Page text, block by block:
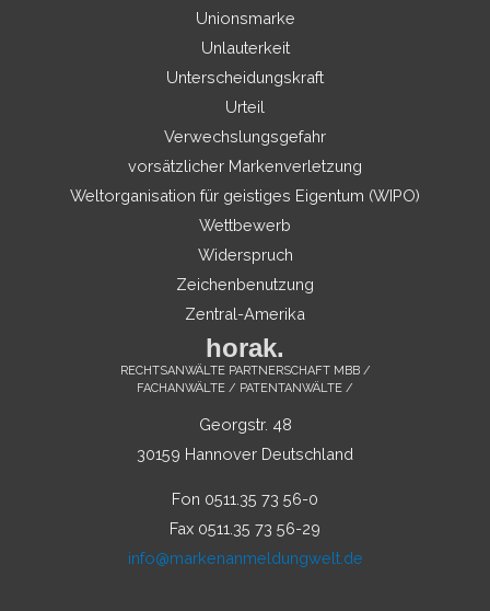
Unionsmarke
Unlauterkeit
Unterscheidungskraft
Urteil
Verwechslungsgefahr
vorsätzlicher Markenverletzung
Weltorganisation für geistiges Eigentum (WIPO)
Wettbewerb
Widerspruch
Zeichenbenutzung
Zentral-Amerika
horak.
RECHTSANWÄLTE PARTNERSCHAFT MBB /
FACHANWÄLTE / PATENTANWÄLTE /
Georgstr. 48
30159 Hannover Deutschland
Fon 0511.35 73 56-0
Fax 0511.35 73 56-29
info@markenanmeldungwelt.de